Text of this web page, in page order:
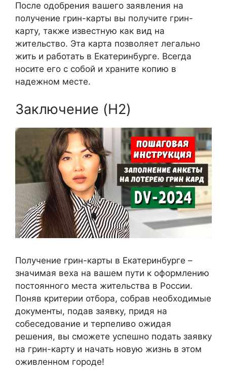
После одобрения вашего заявления на
получение грин-карты вы получите грин-
карту, также известную как вид на
жительство. Эта карта позволяет легально
жить и работать в Екатеринбурге. Всегда
носите его с собой и храните копию в
надежном месте.
Заключение (H2)
Получение грин-карты в Екатеринбурге –
значимая веха на вашем пути к оформлению
постоянного места жительства в России.
Поняв критерии отбора, собрав необходимые
документы, подав заявку, придя на
собеседование и терпеливо ожидая
решения, вы сможете успешно подать заявку
на грин-карту и начать новую жизнь в этом
оживленном городе!